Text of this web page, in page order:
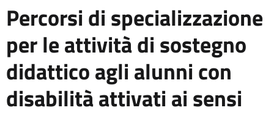
Percorsi di specializzazione
per le attività di sostegno
didattico agli alunni con
disabilità attivati ai sensi